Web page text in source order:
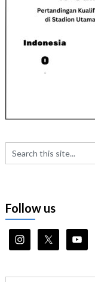
Follow us